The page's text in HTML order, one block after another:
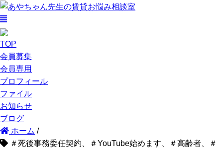
TOP
会員募集
会員専用
プロフィール
ファイル
お知らせ
ブログ
ホーム /
＃死後事務委任契約、＃YouTube始めます、＃高齢者、＃